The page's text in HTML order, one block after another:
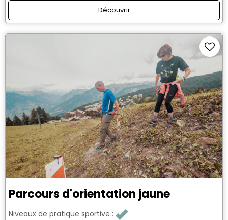
Découvrir
Parcours d'orientation jaune
Niveaux de pratique sportive :